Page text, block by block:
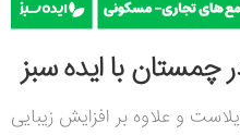
چمستان با ایده سبز
و علاوه بر افزایش زیبایی